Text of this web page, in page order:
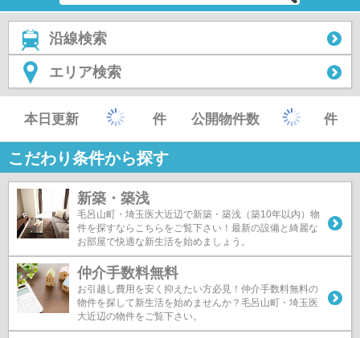
沿線検索
エリア検索
本日更新 件 公開物件数 件
こだわり条件から探す
新築・築浅
毛呂山町・埼玉医大近辺で新築・築浅（築10年以内）物
件を探すならこちらをご覧下さい！最新の設備と綺麗な
お部屋で快適な新生活を始めましょう。
仲介手数料無料
お引越し費用を安く抑えたい方必見！仲介手数料無料の
物件を探して新生活を始めませんか？毛呂山町・埼玉医
大近辺の物件をご覧下さい。